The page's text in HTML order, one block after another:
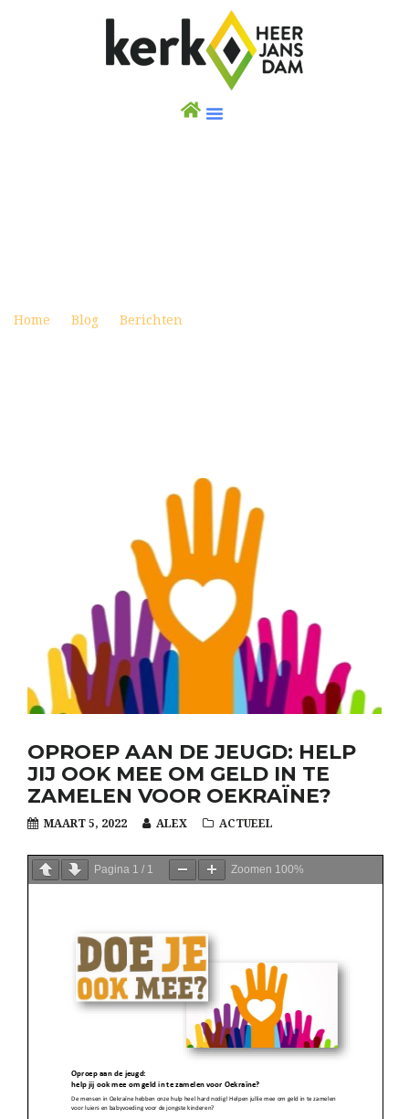
Home Blog Berichten
OPROEP AAN DE JEUGD: HELP
JIJ OOK MEE OM GELD IN TE
ZAMELEN VOOR OEKRAÏNE?
MAART 5, 2022 ALEX ACTUEEL
Pagina 1 / 1 Zoomen 100%